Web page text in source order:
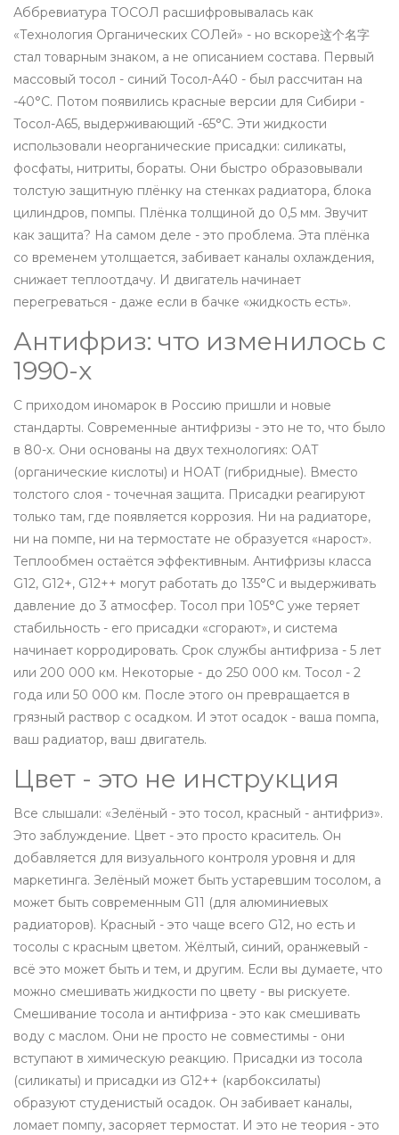
Аббревиатура ТОСОЛ расшифровывалась как
«Технология Органических СОЛей» - но вскоре这个名字
стал товарным знаком, а не описанием состава. Первый
массовый тосол - синий Тосол-А40 - был рассчитан на
-40°C. Потом появились красные версии для Сибири -
Тосол-А65, выдерживающий -65°C. Эти жидкости
использовали неорганические присадки: силикаты,
фосфаты, нитриты, бораты. Они быстро образовывали
толстую защитную плёнку на стенках радиатора, блока
цилиндров, помпы. Плёнка толщиной до 0,5 мм. Звучит
как защита? На самом деле - это проблема. Эта плёнка
со временем утолщается, забивает каналы охлаждения,
снижает теплоотдачу. И двигатель начинает
перегреваться - даже если в бачке «жидкость есть».
Антифриз: что изменилось с
1990-х
С приходом иномарок в Россию пришли и новые
стандарты. Современные антифризы - это не то, что было
в 80-х. Они основаны на двух технологиях: OAT
(органические кислоты) и HOAT (гибридные). Вместо
толстого слоя - точечная защита. Присадки реагируют
только там, где появляется коррозия. Ни на радиаторе,
ни на помпе, ни на термостате не образуется «нарост».
Теплообмен остаётся эффективным. Антифризы класса
G12, G12+, G12++ могут работать до 135°C и выдерживать
давление до 3 атмосфер. Тосол при 105°C уже теряет
стабильность - его присадки «сгорают», и система
начинает корродировать. Срок службы антифриза - 5 лет
или 200 000 км. Некоторые - до 250 000 км. Тосол - 2
года или 50 000 км. После этого он превращается в
грязный раствор с осадком. И этот осадок - ваша помпа,
ваш радиатор, ваш двигатель.
Цвет - это не инструкция
Все слышали: «Зелёный - это тосол, красный - антифриз».
Это заблуждение. Цвет - это просто краситель. Он
добавляется для визуального контроля уровня и для
маркетинга. Зелёный может быть устаревшим тосолом, а
может быть современным G11 (для алюминиевых
радиаторов). Красный - это чаще всего G12, но есть и
тосолы с красным цветом. Жёлтый, синий, оранжевый -
всё это может быть и тем, и другим. Если вы думаете, что
можно смешивать жидкости по цвету - вы рискуете.
Смешивание тосола и антифриза - это как смешивать
воду с маслом. Они не просто не совместимы - они
вступают в химическую реакцию. Присадки из тосола
(силикаты) и присадки из G12++ (карбоксилаты)
образуют студенистый осадок. Он забивает каналы,
ломает помпу, засоряет термостат. И это не теория - это